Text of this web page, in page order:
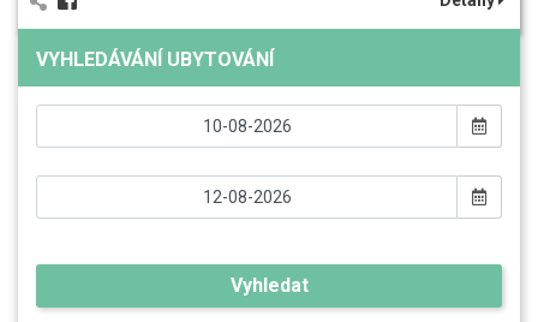
VYHLEDÁVÁNÍ UBYTOVÁNÍ
Vyhledat